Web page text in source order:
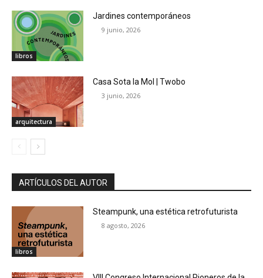
libros
Jardines contemporáneos
9 junio, 2026
arquitectura
Casa Sota la Mol | Twobo
3 junio, 2026
ARTÍCULOS DEL AUTOR
libros
Steampunk, una estética retrofuturista
8 agosto, 2026